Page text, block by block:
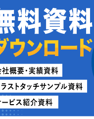
験も持つプロデュ
に応じた様々なアニ
モーションやブラン
活用したい！という
さい。
てはこちらから